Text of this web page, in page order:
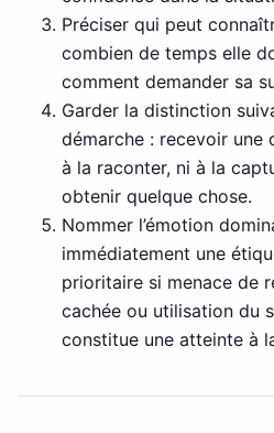
Préciser qui peut
combien de temps elle
comment demander sa
Garder la distinction
démarche : recevoir une
à la raconter, ni à la
obtenir quelque chose.
Nommer l’émotion
immédiatement une
prioritaire si menace de
cachée ou utilisation du
constitue une atteinte à